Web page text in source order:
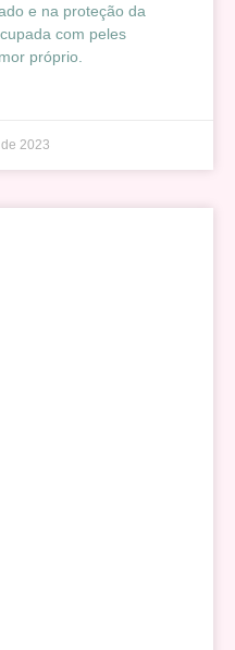
e na proteção da
com peles
próprio.
2023